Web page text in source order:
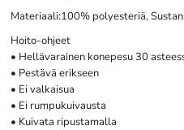
Materiaali:100% polyesteriä,
Hoito-ohjeet
• Hellävarainen konepesu 30
• Pestävä erikseen
• Ei valkaisua
• Ei rumpukuivausta
• Kuivata ripustamalla